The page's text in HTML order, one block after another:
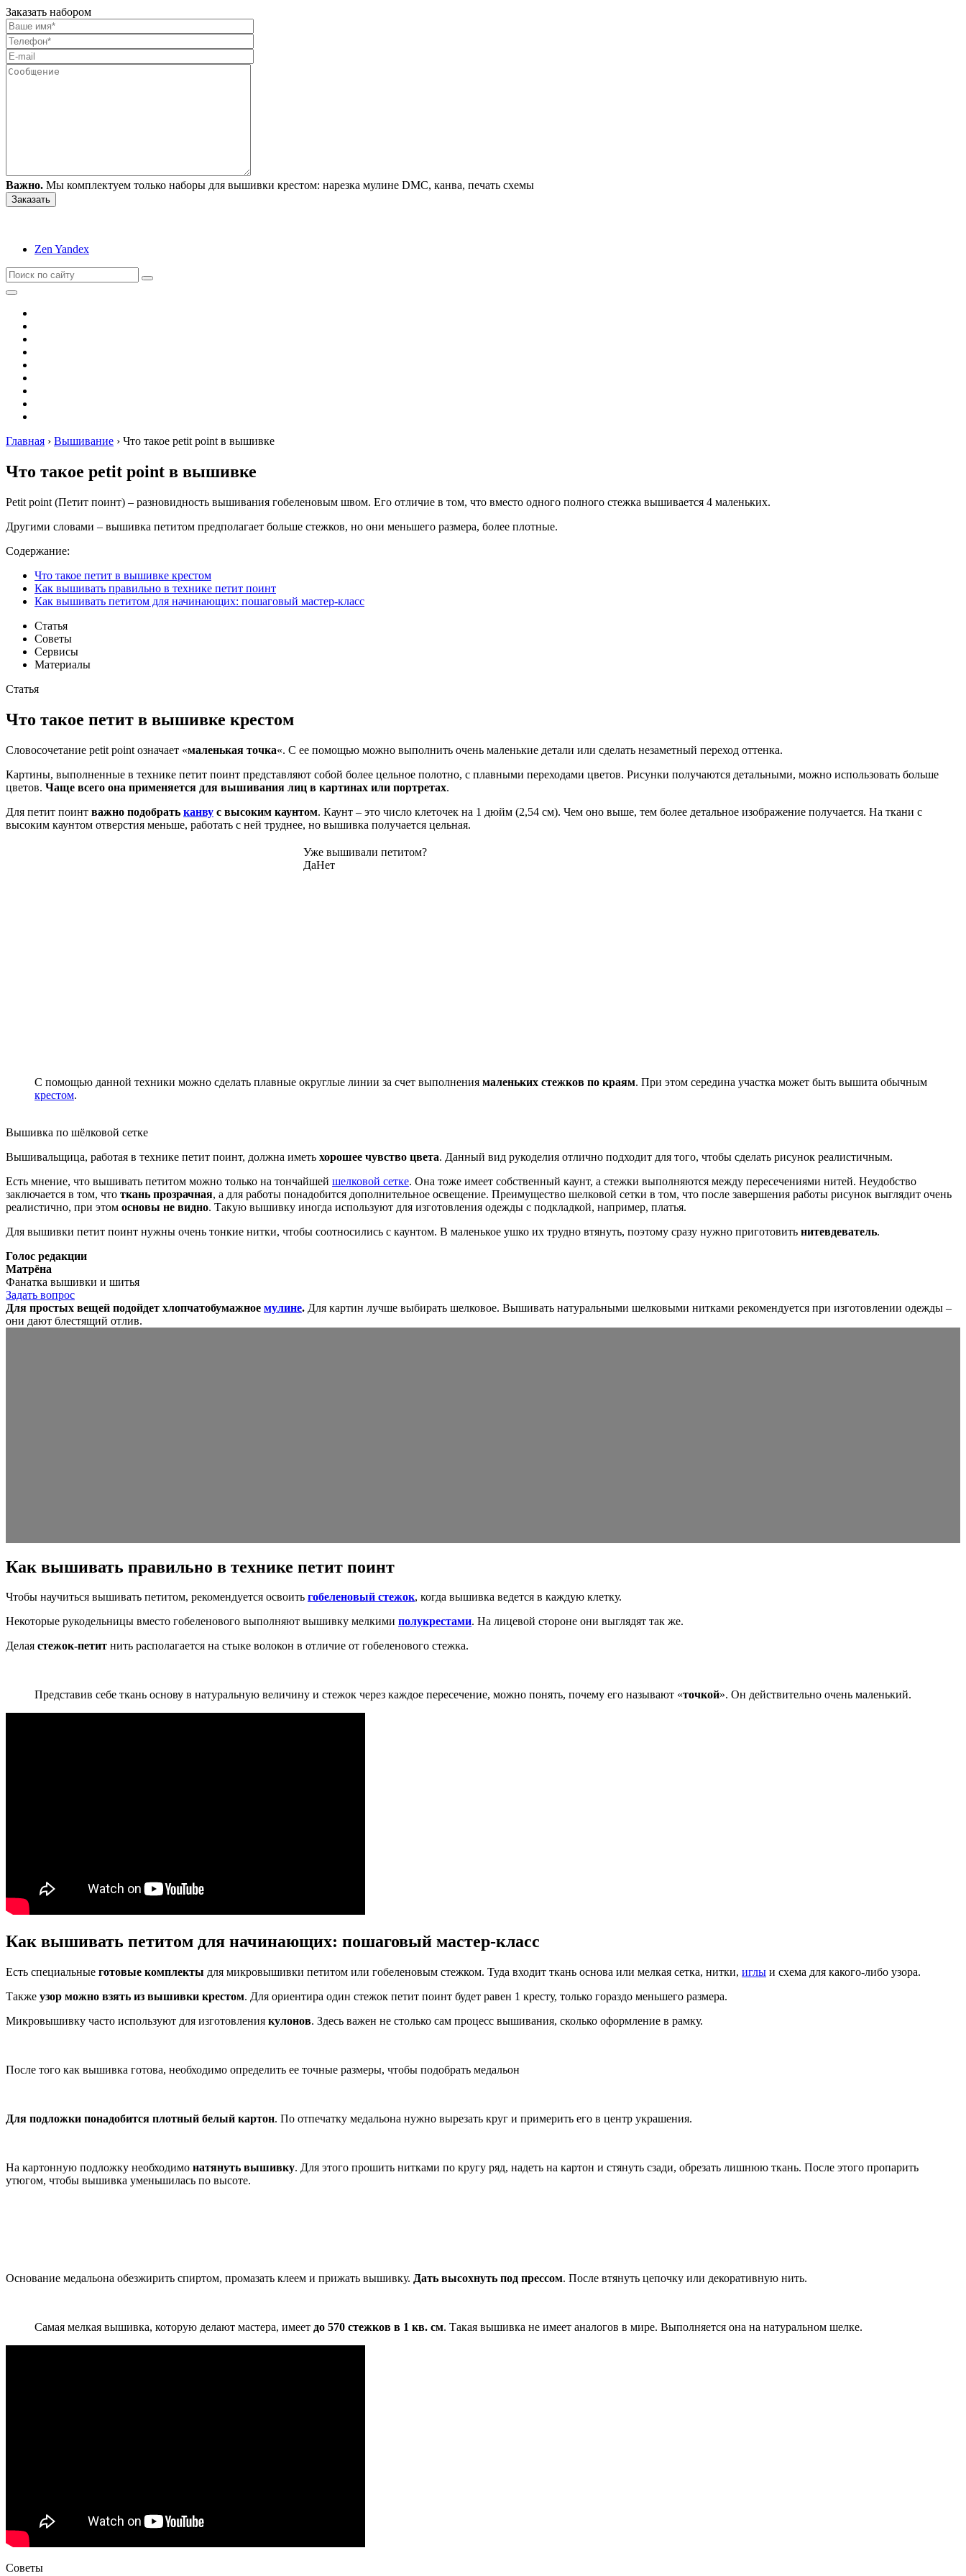
Заказать набором
Важно. Мы комплектуем только наборы для вышивки крестом: нарезка мулине DMC, канва, печать схемы
Zen Yandex
Главная › Вышивание › Что такое petit point в вышивке
Что такое petit point в вышивке
Petit point (Петит поинт) – разновидность вышивания гобеленовым швом. Его отличие в том, что вместо одного полного стежка вышивается 4 маленьких.
Другими словами – вышивка петитом предполагает больше стежков, но они меньшего размера, более плотные.
Содержание:
Что такое петит в вышивке крестом
Как вышивать правильно в технике петит поинт
Как вышивать петитом для начинающих: пошаговый мастер-класс
Статья
Советы
Сервисы
Материалы
Статья
Что такое петит в вышивке крестом
Словосочетание petit point означает «маленькая точка«. С ее помощью можно выполнить очень маленькие детали или сделать незаметный переход оттенка.
Картины, выполненные в технике петит поинт представляют собой более цельное полотно, с плавными переходами цветов. Рисунки получаются детальными, можно использовать больше
цветов. Чаще всего она применяется для вышивания лиц в картинах или портретах.
Для петит поинт важно подобрать канву с высоким каунтом. Каунт – это число клеточек на 1 дюйм (2,54 см). Чем оно выше, тем более детальное изображение получается. На ткани с
высоким каунтом отверстия меньше, работать с ней труднее, но вышивка получается цельная.
Уже вышивали петитом?
ДаНет
С помощью данной техники можно сделать плавные округлые линии за счет выполнения маленьких стежков по краям. При этом середина участка может быть вышита обычным
крестом.
Вышивка по шёлковой сетке
Вышивальщица, работая в технике петит поинт, должна иметь хорошее чувство цвета. Данный вид рукоделия отлично подходит для того, чтобы сделать рисунок реалистичным.
Есть мнение, что вышивать петитом можно только на тончайшей шелковой сетке. Она тоже имеет собственный каунт, а стежки выполняются между пересечениями нитей. Неудобство
заключается в том, что ткань прозрачная, а для работы понадобится дополнительное освещение. Преимущество шелковой сетки в том, что после завершения работы рисунок выглядит очень
реалистично, при этом основы не видно. Такую вышивку иногда используют для изготовления одежды с подкладкой, например, платья.
Для вышивки петит поинт нужны очень тонкие нитки, чтобы соотносились с каунтом. В маленькое ушко их трудно втянуть, поэтому сразу нужно приготовить нитевдеватель.
Голос редакции
Матрёна
Фанатка вышивки и шитья
Задать вопрос
Для простых вещей подойдет хлопчатобумажное мулине. Для картин лучше выбирать шелковое. Вышивать натуральными шелковыми нитками рекомендуется при изготовлении одежды –
они дают блестящий отлив.
Как вышивать правильно в технике петит поинт
Чтобы научиться вышивать петитом, рекомендуется освоить гобеленовый стежок, когда вышивка ведется в каждую клетку.
Некоторые рукодельницы вместо гобеленового выполняют вышивку мелкими полукрестами. На лицевой стороне они выглядят так же.
Делая стежок-петит нить располагается на стыке волокон в отличие от гобеленового стежка.
Представив себе ткань основу в натуральную величину и стежок через каждое пересечение, можно понять, почему его называют «точкой». Он действительно очень маленький.
Как вышивать петитом для начинающих: пошаговый мастер-класс
Есть специальные готовые комплекты для микровышивки петитом или гобеленовым стежком. Туда входит ткань основа или мелкая сетка, нитки, иглы и схема для какого-либо узора.
Также узор можно взять из вышивки крестом. Для ориентира один стежок петит поинт будет равен 1 кресту, только гораздо меньшего размера.
Микровышивку часто используют для изготовления кулонов. Здесь важен не столько сам процесс вышивания, сколько оформление в рамку.
После того как вышивка готова, необходимо определить ее точные размеры, чтобы подобрать медальон
Для подложки понадобится плотный белый картон. По отпечатку медальона нужно вырезать круг и примерить его в центр украшения.
На картонную подложку необходимо натянуть вышивку. Для этого прошить нитками по кругу ряд, надеть на картон и стянуть сзади, обрезать лишнюю ткань. После этого пропарить
утюгом, чтобы вышивка уменьшилась по высоте.
Основание медальона обезжирить спиртом, промазать клеем и прижать вышивку. Дать высохнуть под прессом. После втянуть цепочку или декоративную нить.
Самая мелкая вышивка, которую делают мастера, имеет до 570 стежков в 1 кв. см. Такая вышивка не имеет аналогов в мире. Выполняется она на натуральном шелке.
Советы